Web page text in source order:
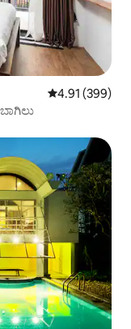
5 ರಲ್ಲಿ 4.91
4.91 (399)